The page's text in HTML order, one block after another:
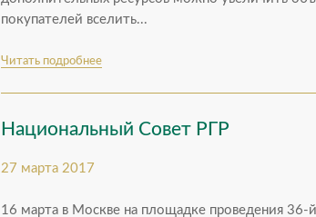
покупателей вселить...
Читать подробнее
Национальный Совет РГР
27 марта 2017
16 марта в Москве на площадке проведения